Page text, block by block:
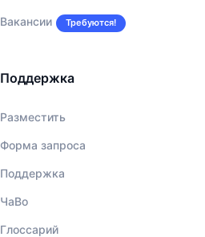
Вакансии Требуются!
Поддержка
Разместить
Форма запроса
Поддержка
ЧаВо
Глоссарий